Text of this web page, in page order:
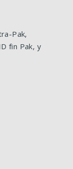
Pak,
fin Pak, y